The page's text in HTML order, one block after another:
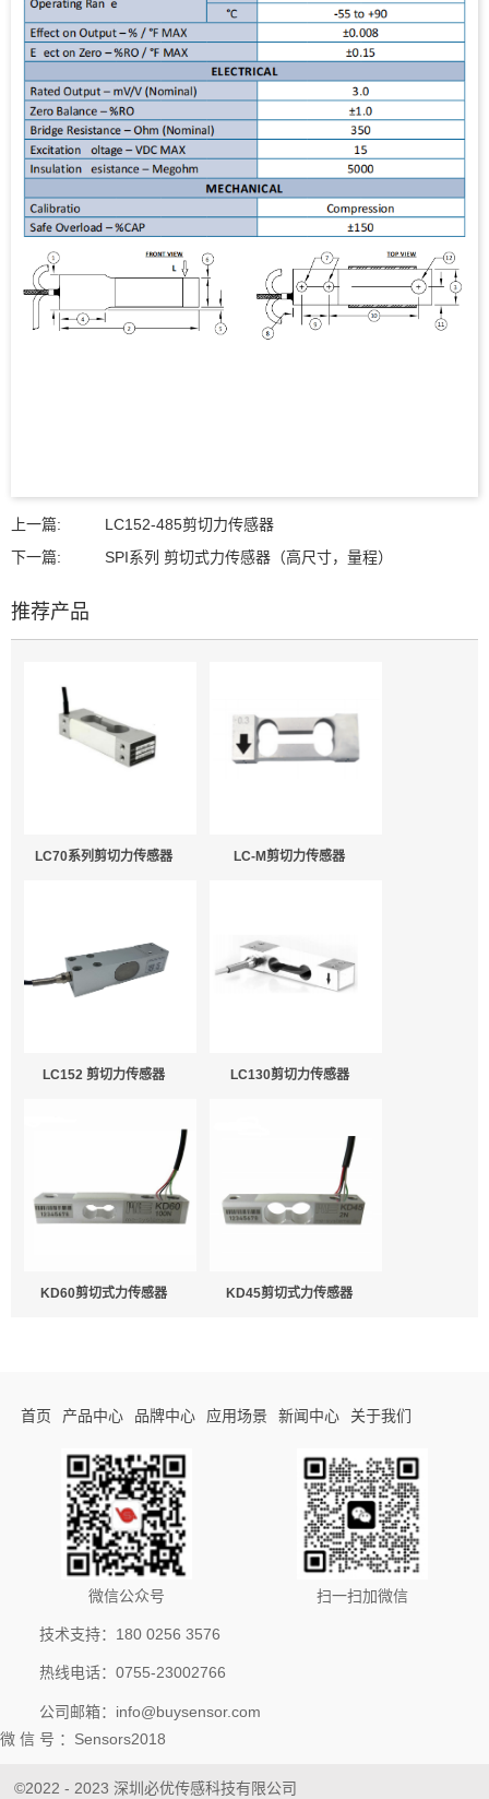
上一篇:
LC152-485剪切力传感器
下一篇:
SPI系列 剪切式力传感器（高尺寸，量程）
推荐产品
LC70系列剪切力传感器 LC-M剪切力传感器
LC152 剪切力传感器 LC130剪切力传感器
KD60剪切式力传感器 KD45剪切式力传感器
首页 产品中心 品牌中心 应用场景 新闻中心 关于我们
微信公众号 扫一扫加微信
技术支持：180 0256 3576
热线电话：0755-23002766
公司邮箱：info@buysensor.com
微 信 号 ：Sensors2018
©2022 - 2023 深圳必优传感科技有限公司